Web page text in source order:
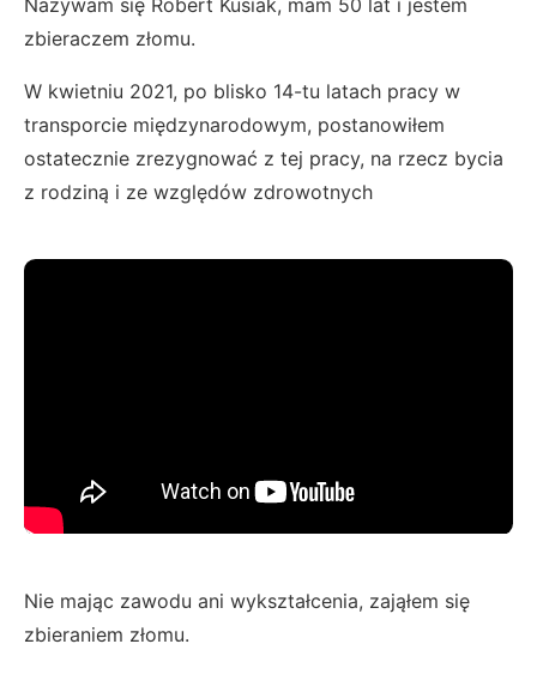
zbieraczem złomu.
W kwietniu 2021, po blisko 14-tu latach pracy w
transporcie międzynarodowym, postanowiłem
ostatecznie zrezygnować z tej pracy, na rzecz bycia
z rodziną i ze względów zdrowotnych
Nie mając zawodu ani wykształcenia, zająłem się
zbieraniem złomu.